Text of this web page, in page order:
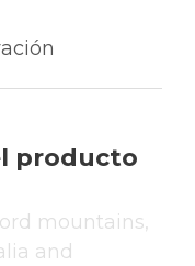
producto
mountains,
and